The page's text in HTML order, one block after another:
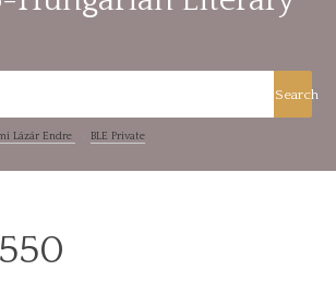
Search
Lázár Endre
BLE Private